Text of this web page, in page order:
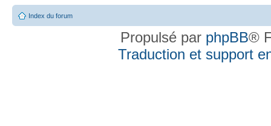
Index du forum
Propulsé par phpBB®
Traduction et support